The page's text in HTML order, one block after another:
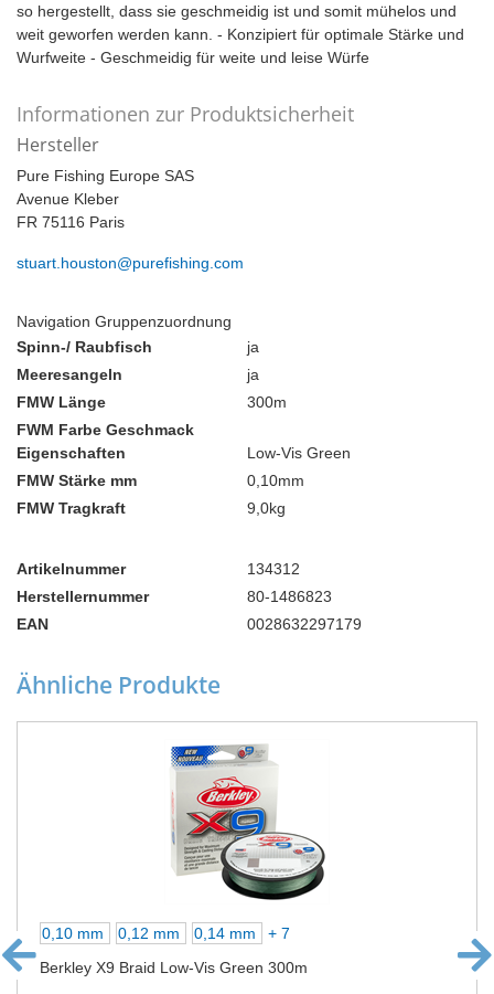
so hergestellt, dass sie geschmeidig ist und somit mühelos und
weit geworfen werden kann. - Konzipiert für optimale Stärke und
Wurfweite - Geschmeidig für weite und leise Würfe
Informationen zur Produktsicherheit
Hersteller
Pure Fishing Europe SAS
Avenue Kleber
FR 75116 Paris
stuart.houston@purefishing.com
Navigation Gruppenzuordnung
Spinn-/ Raubfisch
ja
Meeresangeln
ja
FMW Länge
300m
FWM Farbe Geschmack
Eigenschaften
Low-Vis Green
FMW Stärke mm
0,10mm
FMW Tragkraft
9,0kg
Artikelnummer
134312
Herstellernummer
80-1486823
EAN
0028632297179
Ähnliche Produkte
0,10 mm 0,12 mm 0,14 mm
+ 7
Berkley X9 Braid Low-Vis Green 300m